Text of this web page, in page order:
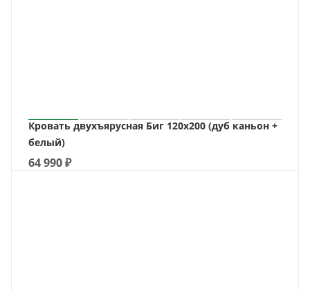
Кровать двухъярусная Биг 120х200 (дуб каньон +
белый)
64 990₽